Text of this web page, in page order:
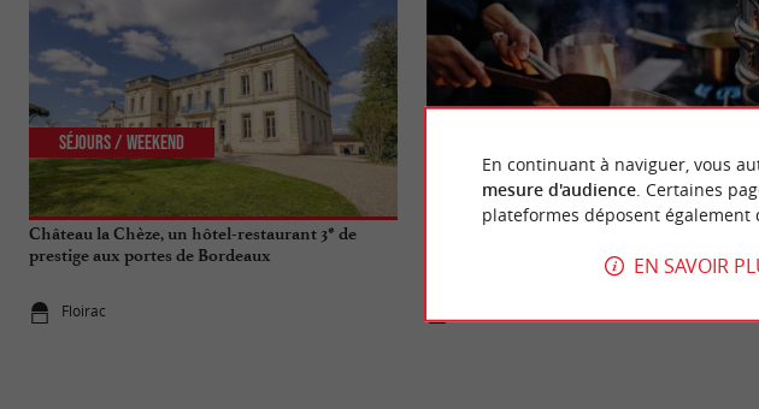
Château la Chèze, un hôtel-restaurant 3* de
prestige aux portes de Bordeaux
Floirac
Séjours / Weekend
adresses "cuisine du monde"
En continuant à naviguer, vous
mesure d'audience. Certaines
plateformes déposent également
EN SAVOIR